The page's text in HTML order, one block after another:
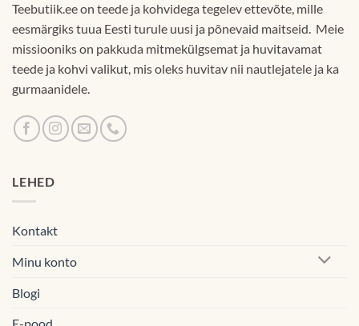
Teebutiik.ee on teede ja kohvidega tegelev ettevõte, mille
eesmärgiks tuua Eesti turule uusi ja põnevaid maitseid. Meie
missiooniks on pakkuda mitmekülgsemat ja huvitavamat
teede ja kohvi valikut, mis oleks huvitav nii nautlejatele ja ka
gurmaanidele.
LEHED
Kontakt
Minu konto
Blogi
E-pood